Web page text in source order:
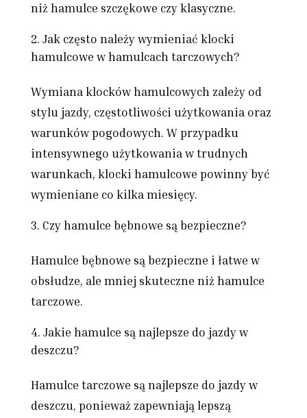
niż hamulce szczękowe czy klasyczne.
Jak często należy wymieniać klocki
hamulcowe w hamulcach tarczowych?
Wymiana klocków hamulcowych zależy od
stylu jazdy, częstotliwości użytkowania oraz
warunków pogodowych. W przypadku
intensywnego użytkowania w trudnych
warunkach, klocki hamulcowe powinny być
wymieniane co kilka miesięcy.
Czy hamulce bębnowe są bezpieczne?
Hamulce bębnowe są bezpieczne i łatwe w
obsłudze, ale mniej skuteczne niż hamulce
tarczowe.
Jakie hamulce są najlepsze do jazdy w
deszczu?
Hamulce tarczowe są najlepsze do jazdy w
deszczu, ponieważ zapewniają lepszą